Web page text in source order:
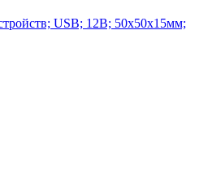
USB; 12В; 50x50x15мм;